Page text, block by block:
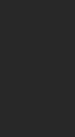
et cuisine